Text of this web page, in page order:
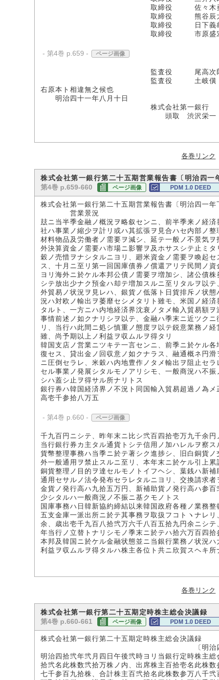
取締役 佐々木勇
取締役 熊谷辰太
取締役 日下義
取締役 市原盛
- 第4巻 p.659 - ページ画像
監査役 尾高次
監査役 土岐僙
右原本ト相違無之候也
明治四十一年八月十日
株式会社第一銀行
頭取 渋沢栄一
各巻リンク
株式会社第一銀行第二十五期営業報告書〔明治四一
第4巻 p.659-660 ページ画像 PDM 1.0 DEED
株式会社第一銀行第二十五期営業報告書〔明治四一年
営業景況
玆ニ当半季金融ノ概況ヲ略叙センニ、前半季来ノ経
社ハ事業ノ縮少ヲ計リ或ハ其拡張ヲ見合ハセ内部ノ
材料物品及労働者ノ需要ヲ減シ、延テ一般ノ不景気
外決算資金ノ需要ハ市場ニ影響ヲ及ホサスシテ止ミ
穀ノ売惜ヲナシタルニヨリ、廻米資金ノ需要ヲ喚起
ス、十月ニ至リ第一回国庫債券ノ償還アリテ民間ノ
ヨリ海外ニ於ケル本邦公債ノ需要ヲ増加シ、諸公債
シテ放出少ナク預金ハ却テ増加スルニ至リタルヲ以
外貿易ノ状況ヲ見レハ、銀貨ノ低落ト日貨排斥ノ状
況ハ対欧ノ輸出ヲ萎靡セシメタリト雖モ、米国ノ経
タルト、一方ニハ内地経済界沈衰ノタメ輸入貿易額
事情前述ノ如クナリシヲ以テ、金融ハ季末ニ近ツク
リ、当行ハ此間ニ処シ慎重ノ態度ヲ以テ鋭意業務ノ
雖、尚予期以上ノ利益ヲ収ムルヲ得タリ
韓国支店ノ営業ニツキテ一言センニ、前季ニ於ケル
復セス、貸出金ノ回収意ノ如クナラス、融通概ネ円
ニ圧倒セラレ、米穀ハ内地豊作ノタメ輸出ヲ阻止セ
セル事業ノ発展シタルモノアリシモ、一般商況ハ不
シハ蓋シ止ヲ得サル所ナリトス
銀行券ハ韓国経済界ノ不況ト同国輸入貿易超過ノ為
高壱千参拾八万五
- 第4巻 p.660 - ページ画像
千九百円ニシテ、昨年末ニ比シ弐百四拾壱万九千余
当行銀行券カ主タル通貨トシテ信用ノ加ハレルヲ察ス
貨幣整理事務ハ当季ニ於テ著シク進捗シ、旧白銅貨
外一般通用ヲ禁止スルニ至リ、本年末ニ於ケル引上
銅貨整理ノ目的ヲ達セルモノトイフヘシ、葉銭ハ新
通用セサルノ法令発布セラレタルニヨリ、交換請求
金貨ノ発行高ハ九拾五万円、新補助貨ノ発行高ハ参
少シタルハ一般商況ノ不振ニ基クモノトス
国庫事務ハ日韓新協約締結以来韓国政府各種ノ業務
五支金庫一派出所ニ於テ其事務ヲ取扱フコトヽナレ
余、歳出壱千九百八拾弐万六千八百五拾九円余ニシ
年当行ノ立替トナリシモノ季末ニ於テハ拾六万百四
本邦及韓国ニ於ケル金融状態並ニ当銀行業務ノ状況
利益ヲ収ムルヲ得タルハ株主各位ト共ニ欣賀スヘキ所
各巻リンク
株式会社第一銀行第二十五期定時株主総会決議録
第4巻 p.660-661 ページ画像 PDM 1.0 DEED
株式会社第一銀行第二十五期定時株主総会決議録
〔明治四二年二
明治四拾弐年弐月四日午後弐時ヨリ当銀行定時株主
拾弐名此株数弐拾万株ノ内、出席株主百拾壱名此株
七千参百九拾株、合計株主百弐拾名此株数参万八千弐